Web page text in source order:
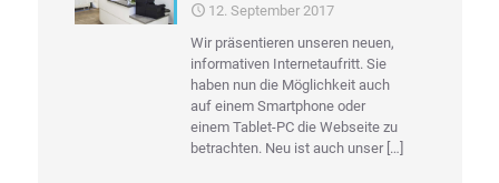
12. September 2017
Wir präsentieren unseren neuen,
informativen Internetaufritt. Sie
haben nun die Möglichkeit auch
auf einem Smartphone oder
einem Tablet-PC die Webseite zu
betrachten. Neu ist auch unser[…]